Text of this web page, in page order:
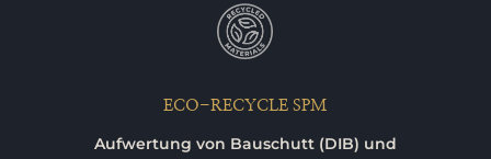
ECO-RECYCLE SPM
Aufwertung von Bauschutt (DIB) und